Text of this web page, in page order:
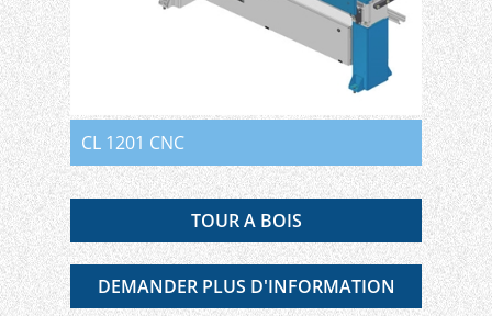
CL 1201 CNC
TOUR A BOIS
DEMANDER PLUS D'INFORMATION